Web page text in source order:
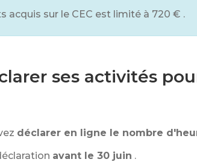
acquis sur le CEC est limité à 720 € .
ses activités
déclarer en ligne le nombre
avant le 30 juin .